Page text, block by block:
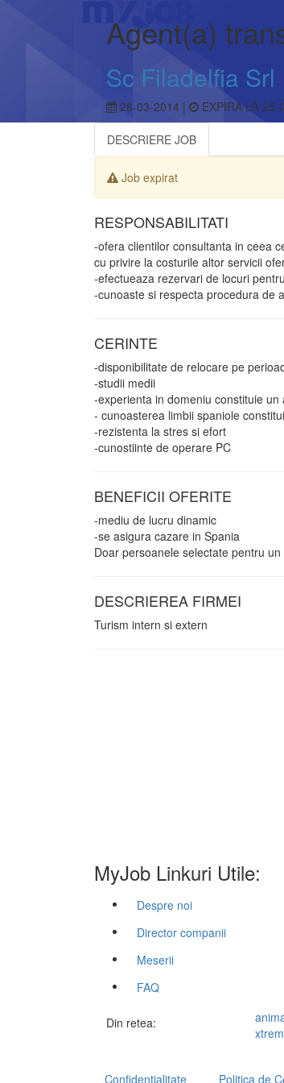
Agent(a)
Sc Filadelfia Srl
26-03-2014 | EXPIRA LA 25-
DESCRIERE JOB
Job expirat
RESPONSABILITATI
-ofera clientilor consultanta in ceea
cu privire la costurile altor servicii
-efectueaza rezervari de locuri
-cunoaste si respecta procedura de
CERINTE
-disponibilitate de relocare pe
-studii medii
-experienta in domeniu constituie un
- cunoasterea limbii spaniole
-rezistenta la stres si efort
-cunostiinte de operare PC
BENEFICII OFERITE
-mediu de lucru dinamic
-se asigura cazare in Spania
Doar persoanele selectate pentru
DESCRIEREA FIRMEI
Turism intern si extern
MyJob Linkuri Utile:
Despre noi
Director companii
Meserii
FAQ
Din retea:
Confidentialitate Politica de